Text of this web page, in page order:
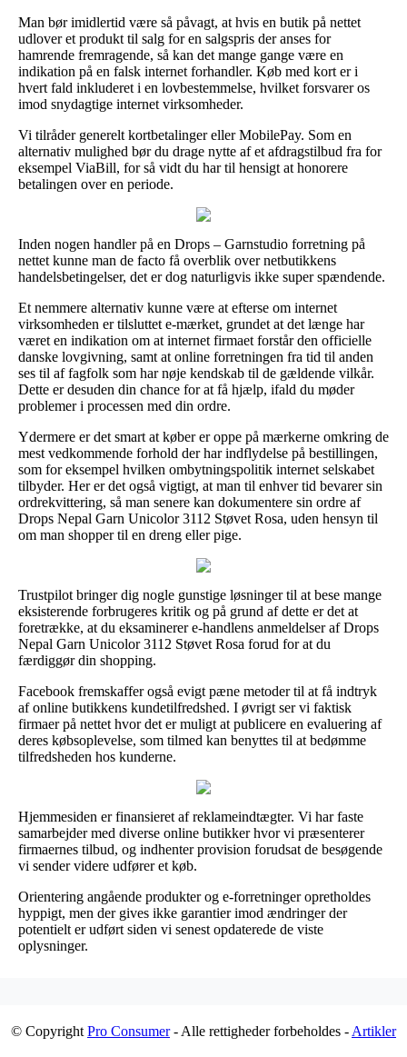
Man bør imidlertid være så påvagt, at hvis en butik på nettet
udlover et produkt til salg for en salgspris der anses for
hamrende fremragende, så kan det mange gange være en
indikation på en falsk internet forhandler. Køb med kort er i
hvert fald inkluderet i en lovbestemmelse, hvilket forsvarer os
imod snydagtige internet virksomheder.
Vi tilråder generelt kortbetalinger eller MobilePay. Som en
alternativ mulighed bør du drage nytte af et afdragstilbud fra for
eksempel ViaBill, for så vidt du har til hensigt at honorere
betalingen over en periode.
Inden nogen handler på en Drops – Garnstudio forretning på
nettet kunne man de facto få overblik over netbutikkens
handelsbetingelser, det er dog naturligvis ikke super spændende.
Et nemmere alternativ kunne være at efterse om internet
virksomheden er tilsluttet e-mærket, grundet at det længe har
været en indikation om at internet firmaet forstår den officielle
danske lovgivning, samt at online forretningen fra tid til anden
ses til af fagfolk som har nøje kendskab til de gældende vilkår.
Dette er desuden din chance for at få hjælp, ifald du møder
problemer i processen med din ordre.
Ydermere er det smart at køber er oppe på mærkerne omkring de
mest vedkommende forhold der har indflydelse på bestillingen,
som for eksempel hvilken ombytningspolitik internet selskabet
tilbyder. Her er det også vigtigt, at man til enhver tid bevarer sin
ordrekvittering, så man senere kan dokumentere sin ordre af
Drops Nepal Garn Unicolor 3112 Støvet Rosa, uden hensyn til
om man shopper til en dreng eller pige.
Trustpilot bringer dig nogle gunstige løsninger til at bese mange
eksisterende forbrugeres kritik og på grund af dette er det at
foretrække, at du eksaminerer e-handlens anmeldelser af Drops
Nepal Garn Unicolor 3112 Støvet Rosa forud for at du
færdiggør din shopping.
Facebook fremskaffer også evigt pæne metoder til at få indtryk
af online butikkens kundetilfredshed. I øvrigt ser vi faktisk
firmaer på nettet hvor det er muligt at publicere en evaluering af
deres købsoplevelse, som tilmed kan benyttes til at bedømme
tilfredsheden hos kunderne.
Hjemmesiden er finansieret af reklameindtægter. Vi har faste
samarbejder med diverse online butikker hvor vi præsenterer
firmaernes tilbud, og indhenter provision forudsat de besøgende
vi sender videre udfører et køb.
Orientering angående produkter og e-forretninger opretholdes
hyppigt, men der gives ikke garantier imod ændringer der
potentielt er udført siden vi senest opdaterede de viste
oplysninger.
© Copyright Pro Consumer- Alle rettigheder forbeholdes - Artikler